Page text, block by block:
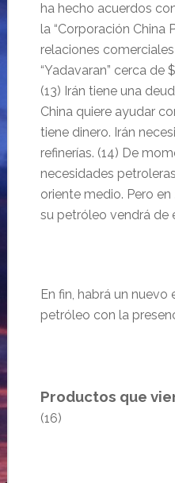
ha hecho acuerdos
la “Corporación China
relaciones
“Yadavaran” cerca de
(13) Irán tiene una
China quiere ayudar
tiene dinero. Irán
refinerías. (14) De
necesidades
oriente medio. Pero
su petróleo vendrá de
En fin, habrá un
petróleo con la
Productos que
(16)